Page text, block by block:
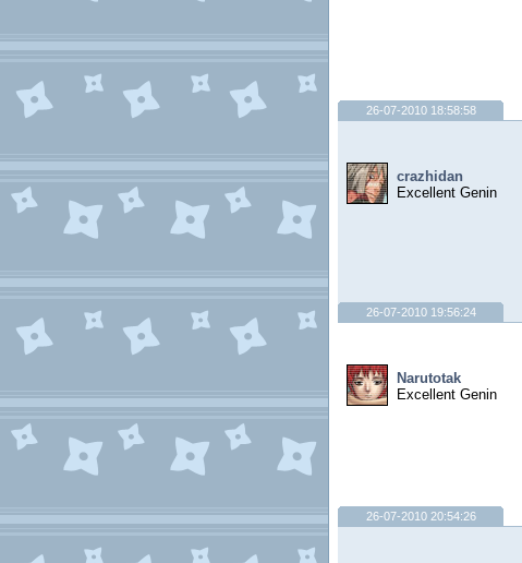
26-07-2010 18:58:58
crazhidan
Excellent Genin
26-07-2010 19:56:24
Narutotak
Excellent Genin
26-07-2010 20:54:26